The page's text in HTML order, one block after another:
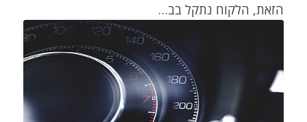
הזאת, הלקוח נתקל בב…